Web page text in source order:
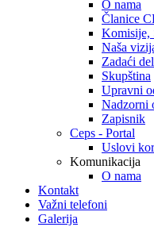
O nama
Članice
Komisije,
Naša
Zadaći
Skupština
Upravni
Nadzorni
Zapisnik
Ceps - Portal
Uslovi
Komunikacija
O nama
Kontakt
Važni telefoni
Galerija